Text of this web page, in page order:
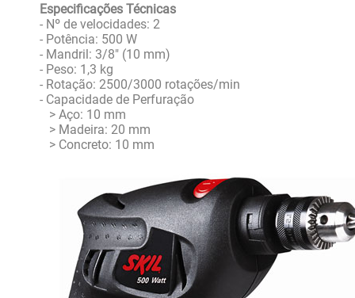
Especificações Técnicas
- Nº de velocidades: 2
- Potência: 500 W
- Mandril: 3/8" (10 mm)
- Peso: 1,3 kg
- Rotação: 2500/3000 rotações/min
- Capacidade de Perfuração
> Aço: 10 mm
> Madeira: 20 mm
> Concreto: 10 mm